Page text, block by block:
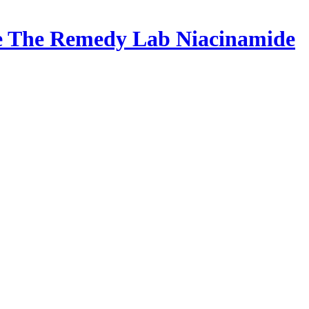
The Remedy Lab Niacinamide